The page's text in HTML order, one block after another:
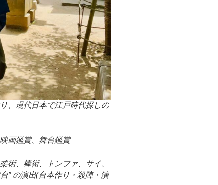
、現代日本で江戸時代探しの
画鑑賞、舞台鑑賞
術、棒術、トンファ、サイ、
” の演出(台本作り・殺陣・演